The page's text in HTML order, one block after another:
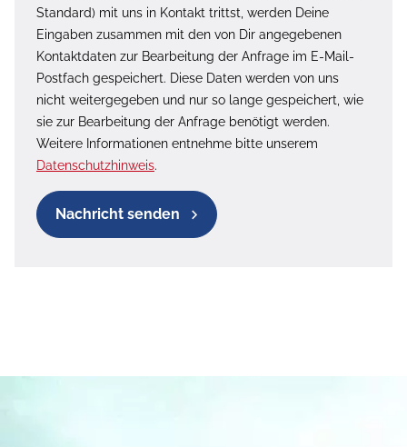
Standard) mit uns in Kontakt trittst, werden Deine
Eingaben zusammen mit den von Dir angegebenen
Kontaktdaten zur Bearbeitung der Anfrage im E-Mail-
Postfach gespeichert. Diese Daten werden von uns
nicht weitergegeben und nur so lange gespeichert, wie
sie zur Bearbeitung der Anfrage benötigt werden.
Weitere Informationen entnehme bitte unserem
Datenschutzhinweis.
Nachricht senden